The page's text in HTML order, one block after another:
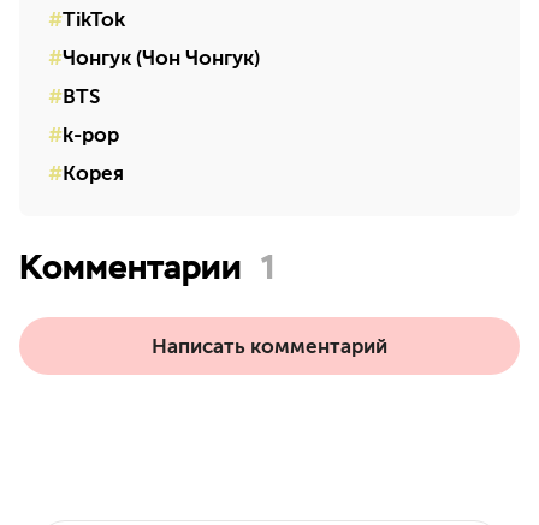
TikTok
Чонгук (Чон Чонгук)
BTS
k-pop
Корея
Комментарии 1
Написать комментарий